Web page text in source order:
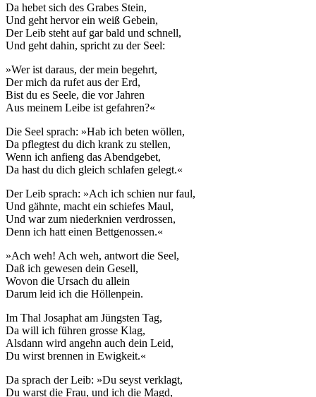
Da hebet sich des Grabes Stein,
Und geht hervor ein weiß Gebein,
Der Leib steht auf gar bald und schnell,
Und geht dahin, spricht zu der Seel:
»Wer ist daraus, der mein begehrt,
Der mich da rufet aus der Erd,
Bist du es Seele, die vor Jahren
Aus meinem Leibe ist gefahren?«
Die Seel sprach: »Hab ich beten wöllen,
Da pflegtest du dich krank zu stellen,
Wenn ich anfieng das Abendgebet,
Da hast du dich gleich schlafen gelegt.«
Der Leib sprach: »Ach ich schien nur faul,
Und gähnte, macht ein schiefes Maul,
Und war zum niederknien verdrossen,
Denn ich hatt einen Bettgenossen.«
»Ach weh! Ach weh, antwort die Seel,
Daß ich gewesen dein Gesell,
Wovon die Ursach du allein
Darum leid ich die Höllenpein.
Im Thal Josaphat am Jüngsten Tag,
Da will ich führen grosse Klag,
Alsdann wird angehn auch dein Leid,
Du wirst brennen in Ewigkeit.«
Da sprach der Leib: »Du seyst verklagt,
Du warst die Frau, und ich die Magd,